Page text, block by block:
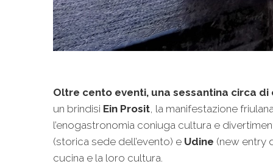
Oltre cento eventi, una sessantina circa
un brindisi Ein Prosit, la manifestazione
l’enogastronomia coniuga cultura e
(storica sede dell’evento) e Udine (new entry
cucina e la loro cultura.